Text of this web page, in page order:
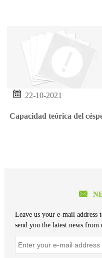
 22-10-2021
Capacidad teórica del

Leave us your e-mail
send you the latest news from